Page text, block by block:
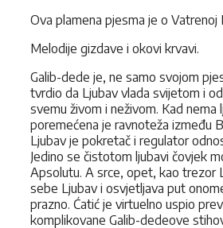
Ova plamena pjesma je o Vatrenoj
Melodije gizdave i okovi krvavi.
Galib-dede je, ne samo svojom
tvrdio da Ljubav vlada svijetom i
svemu živom i neživom. Kad nema
poremećena je ravnoteža između
Ljubav je pokretač i regulator
Jedino se čistotom ljubavi čovjek
Apsolutu. A srce, opet, kao trezor
sebe Ljubav i osvjetljava put
prazno. Ćatić je virtuelno uspio
komplikovane Galib-dedeove